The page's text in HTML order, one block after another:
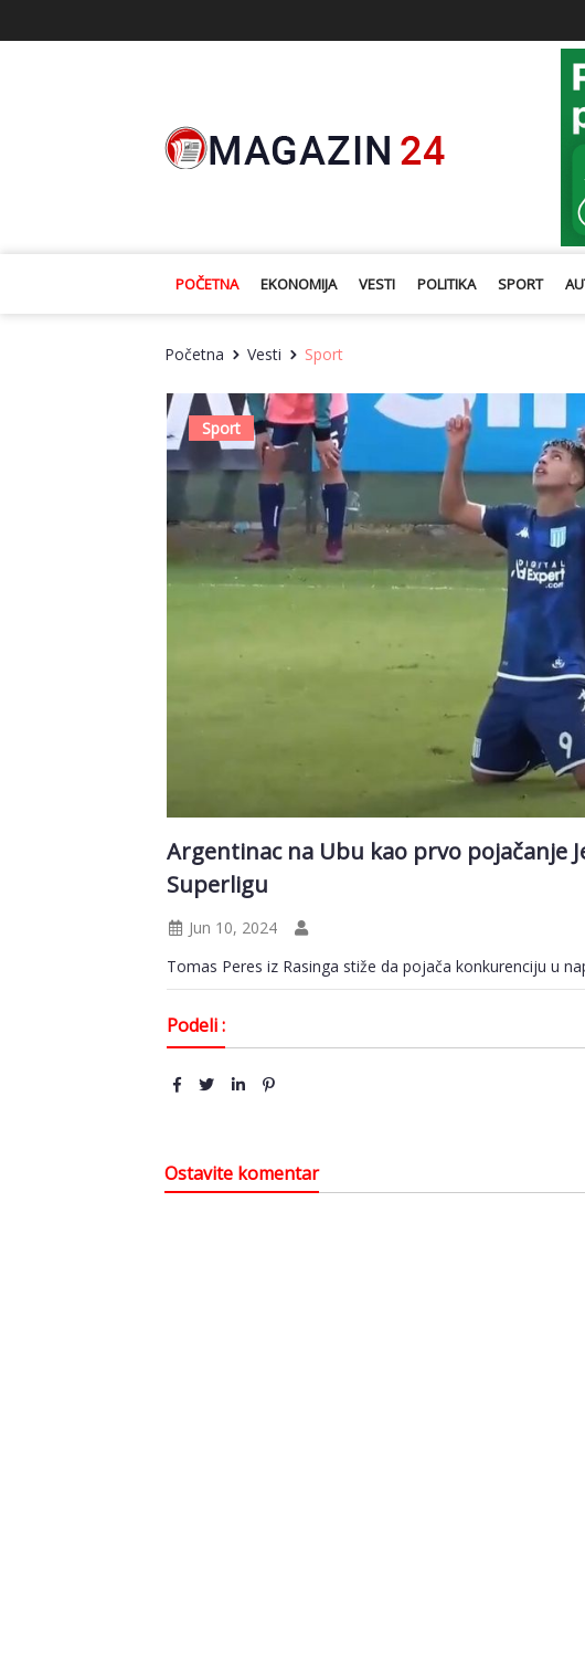
POČETNA EKONOMIJA VESTI POLITIKA SPORT
Početna Vesti Sport
Sport
Argentinac na Ubu kao prvo pojačanje
Superligu
Jun 10, 2024
Tomas Peres iz Rasinga stiže da pojača konkurenciju u
Podeli :
Ostavite komentar